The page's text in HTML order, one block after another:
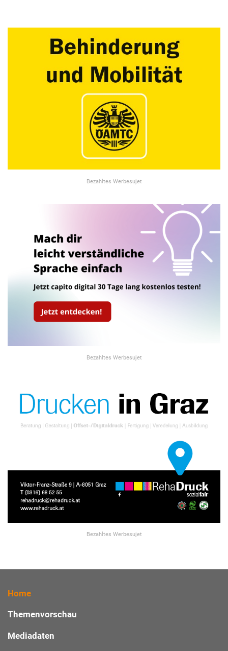
Bezahltes Werbesujet
Bezahltes Werbesujet
Bezahltes Werbesujet
Home
Themenvorschau
Mediadaten